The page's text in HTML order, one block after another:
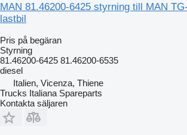
MAN 81.46200-6425 styrning till MAN
lastbil
Pris på begäran
Styrning
81.46200-6425 81.46200-6535
diesel
Italien, Vicenza, Thiene
Trucks Italiana Spareparts
Kontakta säljaren